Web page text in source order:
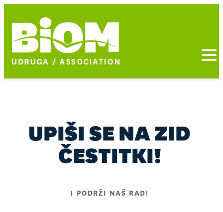
UPIŠI SE NA ZID
ČESTITKI!
I PODRŽI NAŠ RAD!